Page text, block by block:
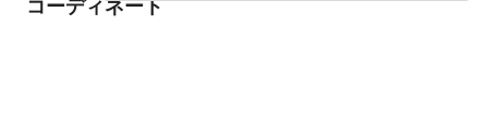
コーディネート